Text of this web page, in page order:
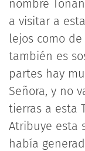
nombre
a visitar a
lejos como
también es
partes hay
Señora, y no
tierras a esta
Atribuye esta
había